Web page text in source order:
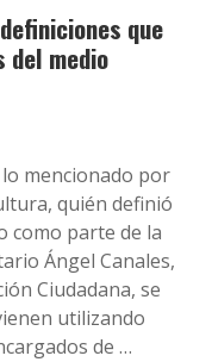
que
del medio
mencionado por
quién definió
como parte de la
Ángel Canales,
Ciudadana, se
utilizando
de …